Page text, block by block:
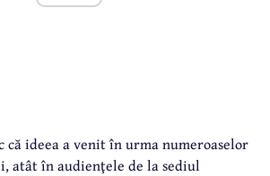
că ideea a venit în urma numeroaselor
atât în audienţele de la sediul